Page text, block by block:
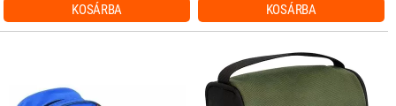
KOSÁRBA KOSÁRBA